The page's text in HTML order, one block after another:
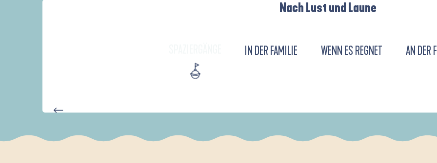
Nach Lust und Laune
IN DER FAMILIE WENN ES REGNET AN DER